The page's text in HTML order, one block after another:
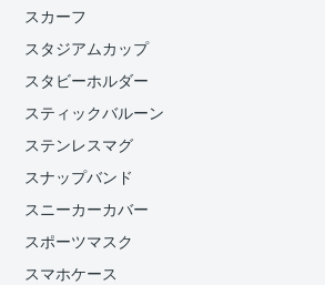
スカーフ
スタジアムカップ
スタビーホルダー
スティックバルーン
ステンレスマグ
スナップバンド
スニーカーカバー
スポーツマスク
スマホケース